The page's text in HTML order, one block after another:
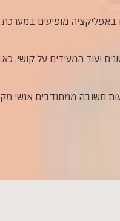
מופיעים
ועוד המעידים על קושי,